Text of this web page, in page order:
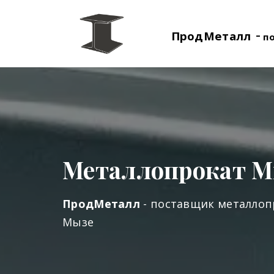
ПродМеталл -
Металлопрокат
ПродМеталл - поставщик
Мызе